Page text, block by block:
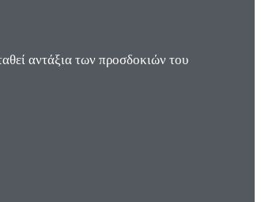
αντάξια των προσδοκιών του